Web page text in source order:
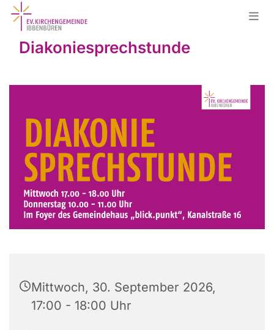
Diakoniesprechstunde
Mittwoch, 30. September 2026,
17:00 - 18:00 Uhr